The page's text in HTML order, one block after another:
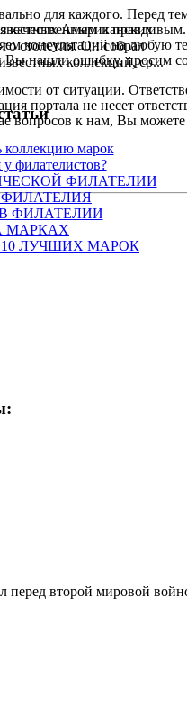
Американских
столетия. Он собрал
коллекций, ср...
коллекцию марок
филателистов?
ФИЛАТЕЛИИ
ФИЛАТЕЛИИ
МАРКАХ
ЛУЧШИХ МАРОК
для каждого. Перед
качественным и
консультаций на любую
Вы нашли ошибку, просим
от ситуации.
портала не несет
вопросов к нам, Вы
второй мировой